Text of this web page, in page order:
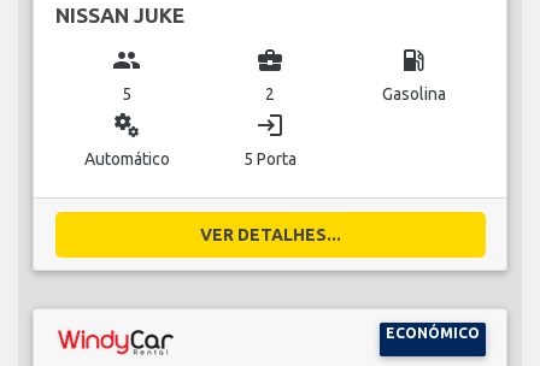
NISSAN JUKE
group
5
business_center
2
local_gas_station
Gasolina
miscellaneous_services
Automático
login
5 Porta
VER DETALHES...
ECONÓMICO